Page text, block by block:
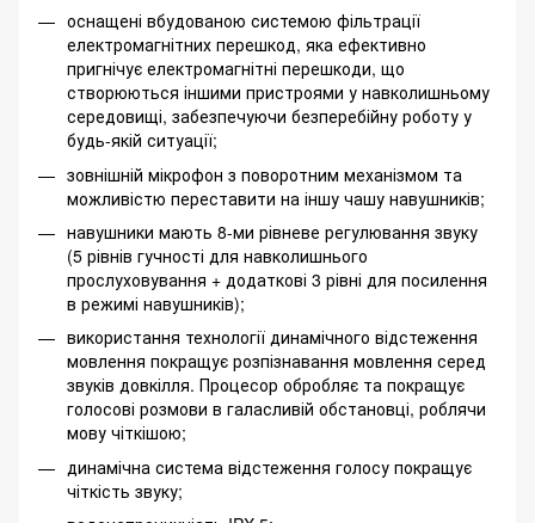
оснащені вбудованою системою фільтрації
електромагнітних перешкод, яка ефективно
пригнічує електромагнітні перешкоди, що
створюються іншими пристроями у навколишньому
середовищі, забезпечуючи безперебійну роботу у
будь-якій ситуації;
зовнішній мікрофон з поворотним механізмом та
можливістю переставити на іншу чашу навушників;
навушники мають 8-ми рівневе регулювання звуку
(5 рівнів гучності для навколишнього
прослуховування + додаткові 3 рівні для посилення
в режимі навушників);
використання технології динамічного відстеження
мовлення покращує розпізнавання мовлення серед
звуків довкілля. Процесор обробляє та покращує
голосові розмови в галасливій обстановці, роблячи
мову чіткішою;
динамічна система відстеження голосу покращує
чіткість звуку;